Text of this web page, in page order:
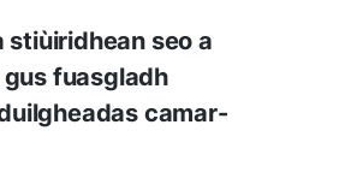
stiùiridhean seo a
fuasgladh
camar-